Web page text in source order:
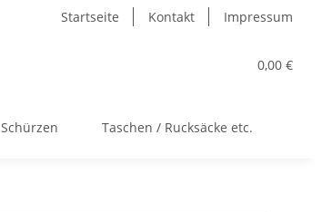
Startseite Kontakt Impressum
0,00 €
Schürzen Taschen / Rucksäcke etc.